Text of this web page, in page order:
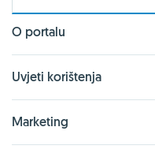
O portalu
Uvjeti korištenja
Marketing